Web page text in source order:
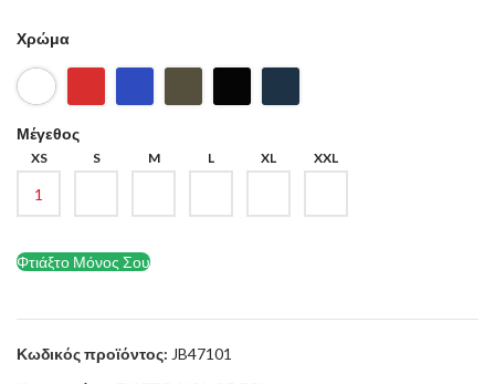
Χρώμα
Μέγεθος
XS S M L XL XXL
Φτιάξτο Μόνος Σου
Κωδικός προϊόντος: JB47101